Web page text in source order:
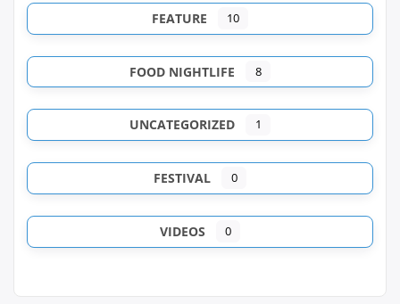
FEATURE 10
FOOD NIGHTLIFE 8
UNCATEGORIZED 1
FESTIVAL 0
VIDEOS 0